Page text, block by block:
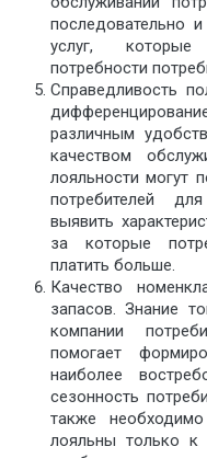
последовательно
услуг, которые
потребности
Справедливость
различным
качеством
лояльности могут
потребителей
выявить
за которые
платить больше.
Качество
запасов. Знание
компании
помогает
наиболее
сезонность
также
лояльны только